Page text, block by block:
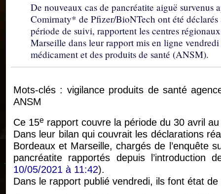
De nouveaux cas de pancréatite aiguë
Comirnaty* de Pfizer/BioNTech ont été
période de suivi, rapportent les centres
Marseille dans leur rapport mis en ligne
médicament et des produits de santé (ANSM).
Mots-clés : vigilance produits de santé
ANSM
Ce 15e rapport couvre la période du 30 avril
Dans leur bilan qui couvrait les déclarations
Bordeaux et Marseille, chargés de l’enquête
pancréatite rapportés depuis l’introduction
10/05/2021 à 11:42).
Dans le rapport publié vendredi, ils font état